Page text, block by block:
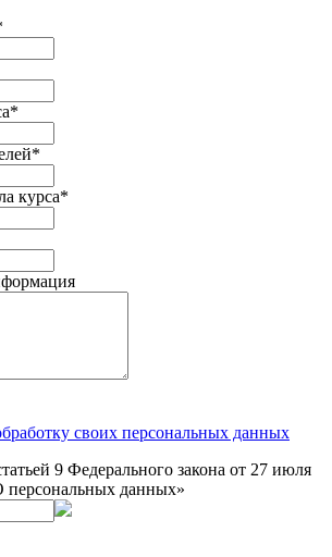
*
*
курса*
своих персональных данных
9 Федерального закона от 27 июля
персональных данных»